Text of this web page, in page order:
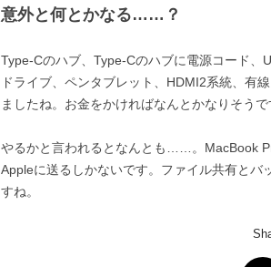
意外と何とかなる……？
Type-Cのハブ、Type-Cのハブに電源コード、
ドライブ、ペンタブレット、HDMI2系統、有
ましたね。お金をかければなんとかなりそうで
やるかと言われるとなんとも……。MacBook
Appleに送るしかないです。ファイル共有とバ
すね。